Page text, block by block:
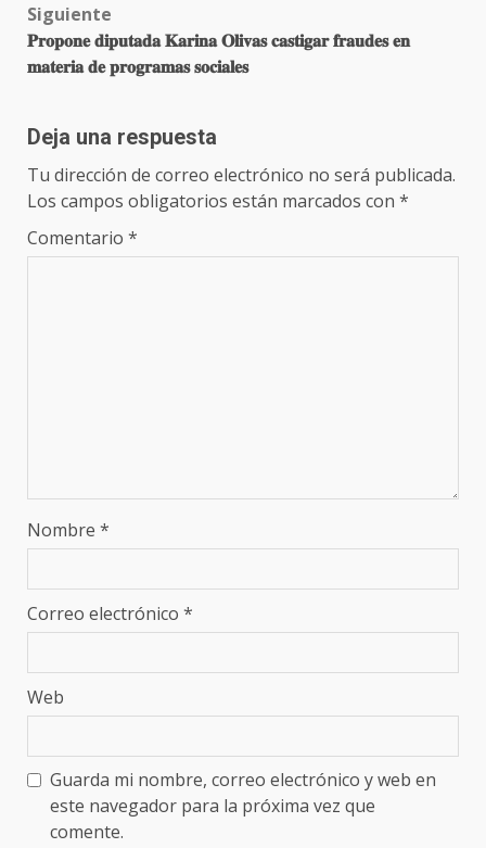
Siguiente
𝐏𝐫𝐨𝐩𝐨𝐧𝐞 𝐝𝐢𝐩𝐮𝐭𝐚𝐝𝐚 𝐊𝐚𝐫𝐢𝐧𝐚 𝐎𝐥𝐢𝐯𝐚𝐬 𝐜𝐚𝐬𝐭𝐢𝐠𝐚𝐫 𝐟𝐫𝐚𝐮𝐝𝐞𝐬 𝐞𝐧
𝐦𝐚𝐭𝐞𝐫𝐢𝐚 𝐝𝐞 𝐩𝐫𝐨𝐠𝐫𝐚𝐦𝐚𝐬 𝐬𝐨𝐜𝐢𝐚𝐥𝐞𝐬
Deja una respuesta
Tu dirección de correo electrónico no será publicada.
Los campos obligatorios están marcados con *
Comentario *
Nombre *
Correo electrónico *
Web
Guarda mi nombre, correo electrónico y web en
este navegador para la próxima vez que
comente.